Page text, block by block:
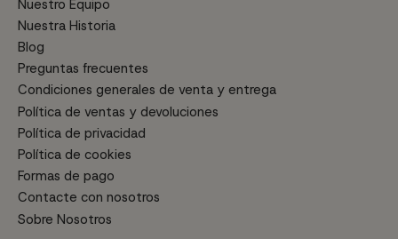
Nuestro Equipo
Nuestra Historia
Blog
Preguntas frecuentes
Condiciones generales de venta y entrega
Política de ventas y devoluciones
Política de privacidad
Política de cookies
Formas de pago
Contacte con nosotros
Sobre Nosotros